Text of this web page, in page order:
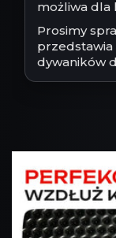
możliwa dla
Prosimy
przedstawia
dywaników